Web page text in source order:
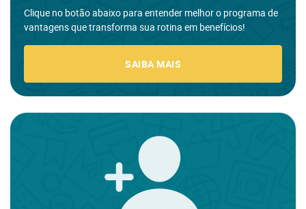
Clique no botão abaixo para entender melhor o programa de
vantagens que transforma sua rotina em benefícios!
SAIBA MAIS